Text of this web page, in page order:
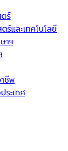
ร์
ร์และเทคโนโลยี
าฯ
ชีพ
ระเทศ